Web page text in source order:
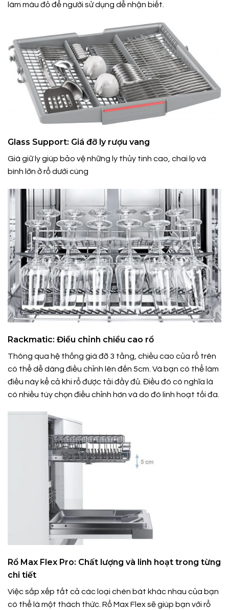
làm màu đỏ để người sử dụng dễ nhận biết.
Glass Support: Giá đỡ ly rượu vang
Giá giữ ly giúp bảo vệ những ly thủy tinh cao, chai lọ và
bình lớn ở rổ dưới cùng
Rackmatic: Điều chỉnh chiều cao rổ
Thông qua hệ thống giá đỡ 3 tầng, chiều cao của rổ trên
có thể dễ dàng điều chỉnh lên đến 5cm. Và bạn có thể làm
điều này kể cả khi rổ được tải đầy đủ. Điều đó có nghĩa là
có nhiều tùy chọn điều chỉnh hơn và do đó linh hoạt tối đa.
Rổ Max Flex Pro: Chất lượng và linh hoạt trong từng
chi tiết
Việc sắp xếp tất cả các loại chén bát khác nhau của bạn
có thể là một thách thức. Rổ Max Flex sẽ giúp bạn với rổ